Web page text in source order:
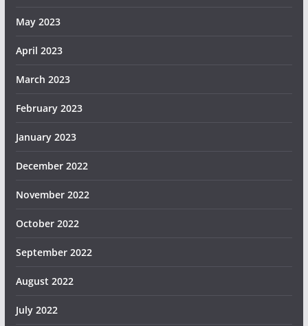
May 2023
April 2023
March 2023
February 2023
January 2023
December 2022
November 2022
October 2022
September 2022
August 2022
July 2022